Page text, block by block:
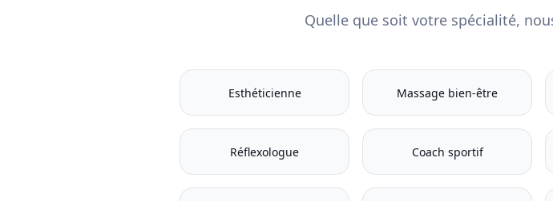
Quelle que soit votre spécialité,
Esthéticienne Massage bien-être
Réflexologue Coach sportif